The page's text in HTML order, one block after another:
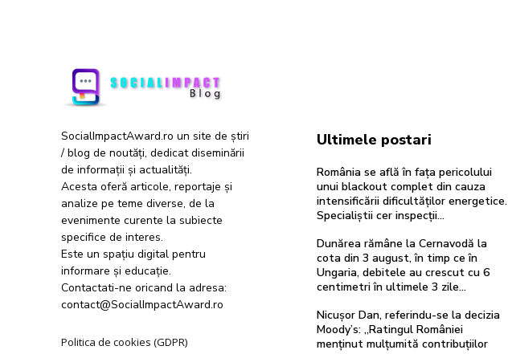
SocialImpactAward.ro un site de știri
/ blog de noutăți, dedicat diseminării
de informații și actualități.
Acesta oferă articole, reportaje și
analize pe teme diverse, de la
evenimente curente la subiecte
specifice de interes.
Este un spațiu digital pentru
informare și educație.
Contactati-ne oricand la adresa:
contact@SocialImpactAward.ro
Politica de cookies (GDPR)
Ultimele postari
România se află în fața pericolului
unui blackout complet din cauza
intensificării dificultăților energetice.
Specialiștii cer inspecții…
Dunărea rămâne la Cernavodă la
cota din 3 august, în timp ce în
Ungaria, debitele au crescut cu 6
centimetri în ultimele 3 zile...
Nicușor Dan, referindu-se la decizia
Moody’s: „Ratingul României
menținut mulțumită contribuțiilor